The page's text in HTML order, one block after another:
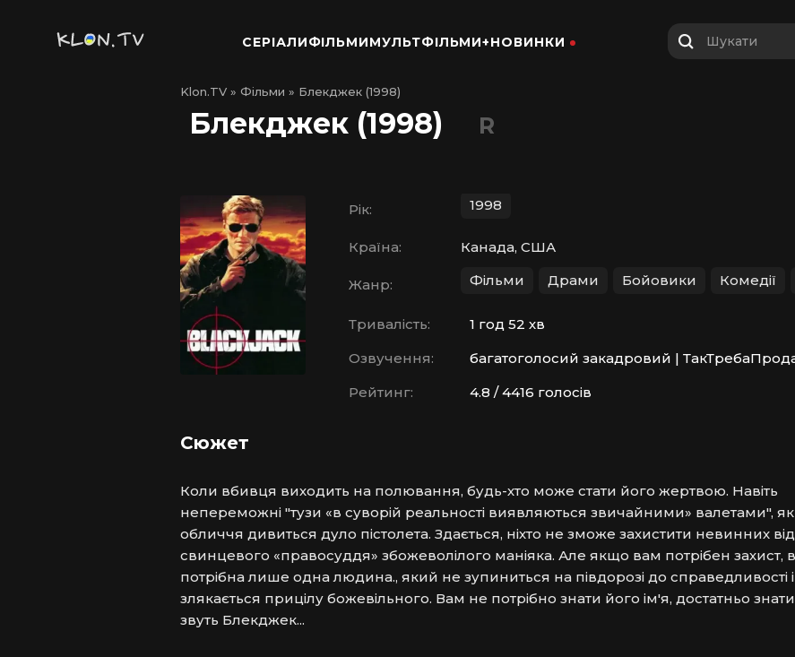
СЕРІАЛИФІЛЬМИМУЛЬТФІЛЬМИ+НОВИНКИ Шукати
Klon.TV » Фільми » Блекджек (1998)
Блекджек (1998) R
Рік: 1998
Країна: Канада, США
Жанр: Фільми Драми Бойовики Комедії
Тривалість:
1 год 52 хв
Озвучення:
багатоголосий закадровий |
Рейтинг:
4.8 / 4416 голосів
Сюжет
Коли вбивця виходить на полювання, будь-хто може стати його жертвою. Навіть
непереможні "тузи «в суворій реальності виявляються звичайними» валетами",
обличчя дивиться дуло пістолета. Здається, ніхто не зможе захистити невинних від
свинцевого «правосуддя» збожеволілого маніяка. Але якщо вам потрібен захист,
потрібна лише одна людина., який не зупиниться на півдорозі до справедливості
злякається прицілу божевільного. Вам не потрібно знати його ім'я, достатньо
звуть Блекджек...